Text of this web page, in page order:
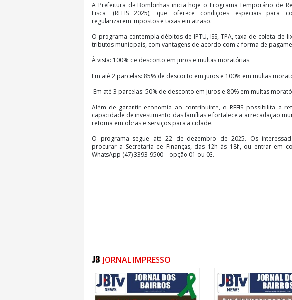
A Prefeitura de Bombinhas inicia hoje o Programa Temporário de
Fiscal (REFIS 2025), que oferece condições especiais para
regularizarem impostos e taxas em atraso.
O programa contempla débitos de IPTU, ISS, TPA, taxa de coleta de
tributos municipais, com vantagens de acordo com a forma de
À vista: 100% de desconto em juros e multas moratórias.
Em até 2 parcelas: 85% de desconto em juros e 100% em multas
Em até 3 parcelas: 50% de desconto em juros e 80% em multas
Além de garantir economia ao contribuinte, o REFIS possibilita a
capacidade de investimento das famílias e fortalece a arrecadação
retorna em obras e serviços para a cidade.
O programa segue até 22 de dezembro de 2025. Os
procurar a Secretaria de Finanças, das 12h às 18h, ou entrar em
WhatsApp (47) 3393-9500 – opção 01 ou 03.
JORNAL IMPRESSO